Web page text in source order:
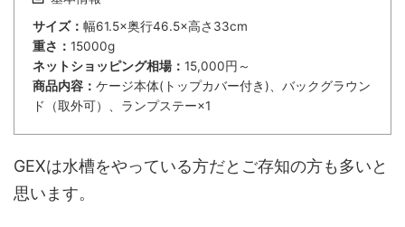
サイズ： 幅61.5×奥行46.5×高さ33cm
重さ： 15000g
ネットショッピング相場： 15,000円～
商品内容： ケージ本体(トップカバー付き)、バックグラウン
ド（取外可）、ランプステー×1
GEXは水槽をやっている方だとご存知の方も多いと
思います。